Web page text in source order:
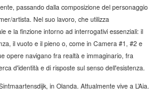
passando dalla composizione del personaggio
artista. Nel suo lavoro, che utilizza
e la finzione intorno ad interrogativi essenziali: il
il vuoto e il pieno o, come in Camera #1, #2 e
opere navigano fra realtà e immaginario, fra
d'identità e di risposte sul senso dell'esistenza.
in Olanda. Attualmente vive a L’Aia.